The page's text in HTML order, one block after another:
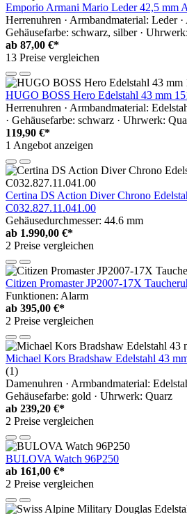
Emporio Armani Mario Leder 42,5 mm
Herrenuhren · Armbandmaterial: Leder
Gehäusefarbe: schwarz, silber ·
ab 87,00 €*
13 Preise vergleichen
HUGO BOSS Hero Edelstahl 43 mm
Herrenuhren · Armbandmaterial:
· Gehäusefarbe: schwarz · Uhrwerk:
119,90 €*
1 Angebot anzeigen
Certina DS Action Diver Chrono
C032.827.11.041.00
Gehäusedurchmesser: 44.6 mm
ab 1.990,00 €*
2 Preise vergleichen
Citizen Promaster JP2007-17X
Funktionen: Alarm
ab 395,00 €*
2 Preise vergleichen
Michael Kors Bradshaw Edelstahl 43
(1)
Damenuhren · Armbandmaterial:
Gehäusefarbe: gold · Uhrwerk: Quarz
ab 239,20 €*
2 Preise vergleichen
BULOVA Watch 96P250
ab 161,00 €*
2 Preise vergleichen